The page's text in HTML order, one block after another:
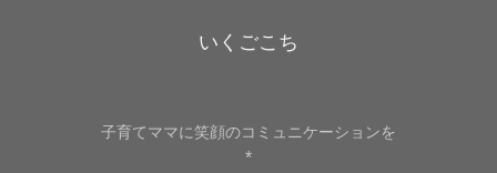
いくごこち
子育てママに笑顔のコミュニケーションを
*